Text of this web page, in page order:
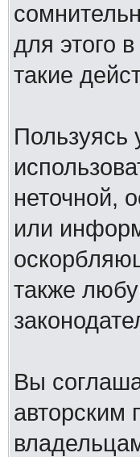
для этого
такие
Пользуясь
неточной,
или
также
Вы
авторским